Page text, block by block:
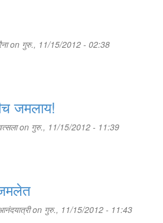
on गुरु., 11/15/2012 - 02:38
जमलाय!
on गुरु., 11/15/2012 - 11:39
on गुरु., 11/15/2012 - 11:43